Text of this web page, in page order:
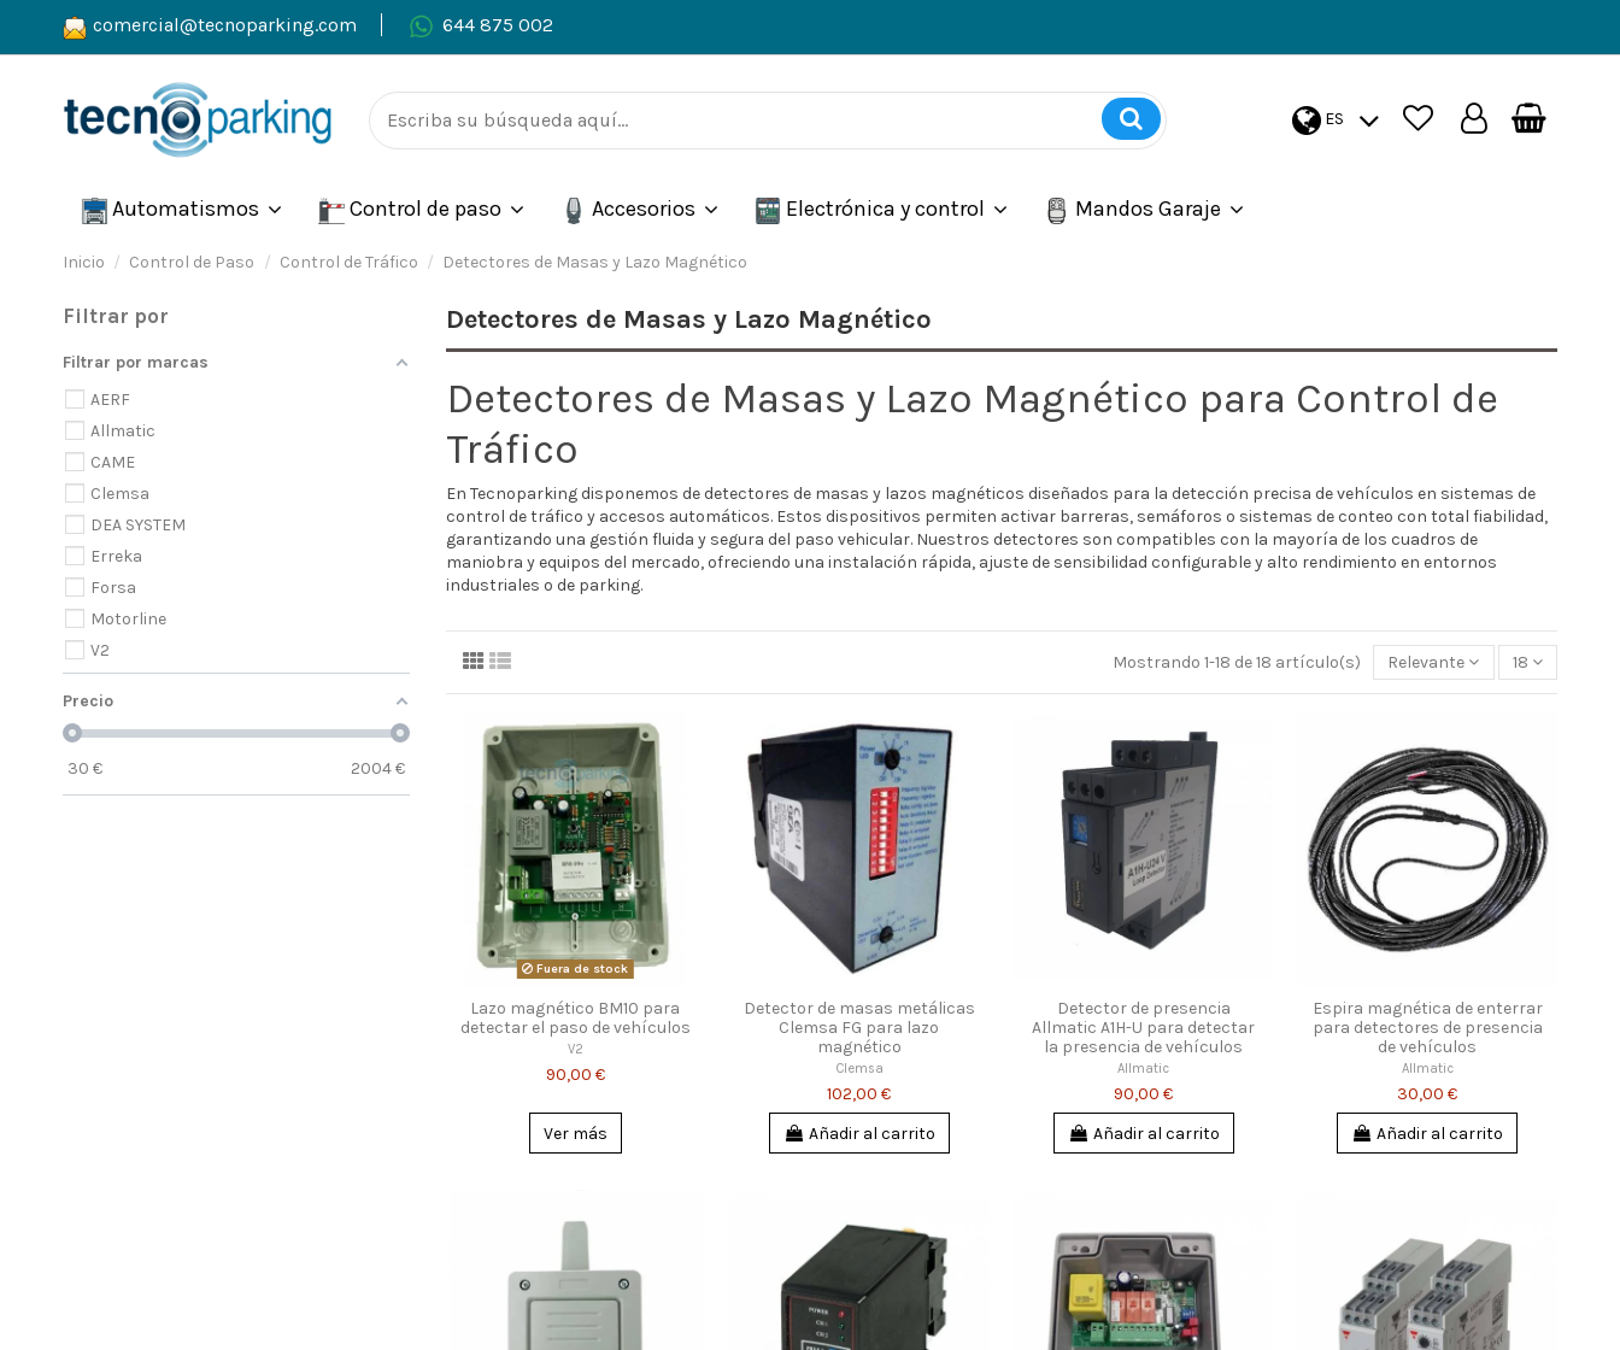
comercial@tecnoparking.com 644 875 002
ES
Automatismos Control de paso Accesorios Electrónica y control Mandos Garaje
Inicio Control de Paso Control de Tráfico Detectores de Masas y Lazo Magnético
Detectores de Masas y Lazo Magnético
Detectores de Masas y Lazo Magnético para Control de
Tráfico
En Tecnoparking disponemos de detectores de masas y lazos magnéticos diseñados para la detección precisa de vehículos en sistemas de
control de tráfico y accesos automáticos. Estos dispositivos permiten activar barreras, semáforos o sistemas de conteo con total fiabilidad,
garantizando una gestión fluida y segura del paso vehicular. Nuestros detectores son compatibles con la mayoría de los cuadros de
maniobra y equipos del mercado, ofreciendo una instalación rápida, ajuste de sensibilidad configurable y alto rendimiento en entornos
industriales o de parking.
Mostrando 1-18 de 18 artículo(s) Relevante 18
Fuera de stock
Lazo magnético BM10 para
detectar el paso de vehículos
V2
90,00 €
Ver más
Detector de masas metálicas
Clemsa FG para lazo
magnético
Clemsa
102,00 €
Añadir al carrito
Detector de presencia
Allmatic A1H-U para detectar
la presencia de vehículos
Allmatic
90,00 €
Añadir al carrito
Espira magnética de enterrar
para detectores de presencia
de vehículos
Allmatic
30,00 €
Añadir al carrito
Filtrar por
Filtrar por marcas
AERF
Allmatic
CAME
Clemsa
DEA SYSTEM
Erreka
Forsa
Motorline
V2
Precio
30 € 2004€